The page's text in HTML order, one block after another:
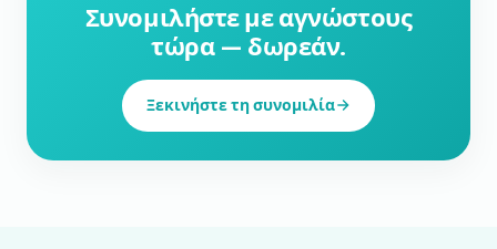
Συνομιλήστε με αγνώστους
τώρα — δωρεάν.
Ξεκινήστε τη συνομιλία